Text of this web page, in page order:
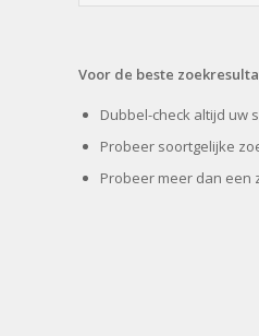
Voor de beste
Dubbel-check altijd uw
Probeer soortgelijke
Probeer meer dan een